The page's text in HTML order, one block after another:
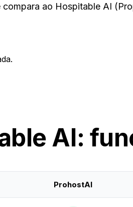
ao Hospitable AI
AI:
ProhostAI